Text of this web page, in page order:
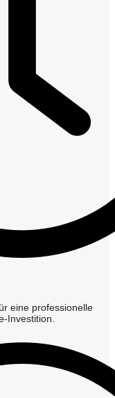
eine professionelle
Investition.